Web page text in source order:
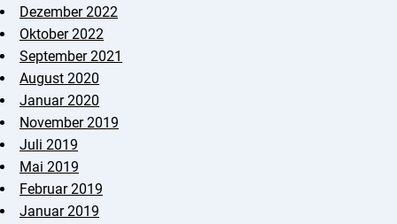
Dezember 2022
Oktober 2022
September 2021
August 2020
Januar 2020
November 2019
Juli 2019
Mai 2019
Februar 2019
Januar 2019